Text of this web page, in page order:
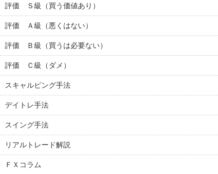
評価 Ｓ級（買う価値あり）
評価 Ａ級（悪くはない）
評価 Ｂ級（買うは必要ない）
評価 Ｃ級（ダメ）
スキャルピング手法
デイトレ手法
スイング手法
リアルトレード解説
ＦＸコラム